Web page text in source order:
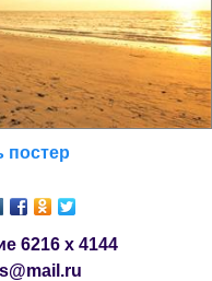
постер
6216 x 4144